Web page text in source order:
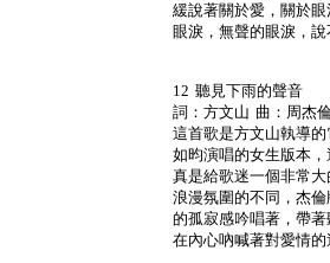
緩說著關於愛，關於
眼淚，無聲的眼淚，
12 聽見下雨的聲音
詞：方文山 曲：周杰
這首歌是方文山執導
如昀演唱的女生版本
真是給歌迷一個非常
浪漫氛圍的不同，杰
的孤寂感吟唱著，帶
在內心吶喊著對愛情